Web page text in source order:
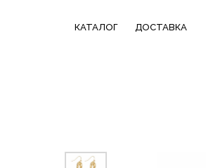
КАТАЛОГ ДОСТАВКА